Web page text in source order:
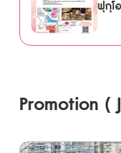
หน้าก่อนเดินทางได้
Voucher JR ไปแลกตั๋
90 วัน **กรณีทำรายการสั่งซื้อตั๋ว E-
หลังเวลาดังกล่าว จ
บัตร JR Pass สำหรั
• สามารถใช้รถไฟ
ฟุกุโ
Promotion (